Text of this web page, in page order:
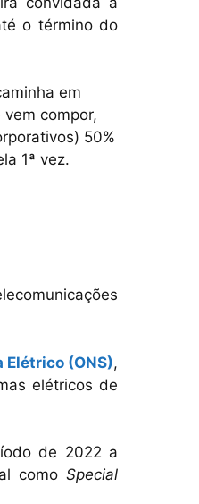
o término do
em
compor,
50%
1ª vez.
Elétrico (ONS),
elétricos de
de 2022 a
comoSpecial